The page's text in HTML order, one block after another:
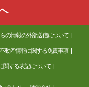
の情報の外部送信について
不動産情報に関する免責事項
関する表記について